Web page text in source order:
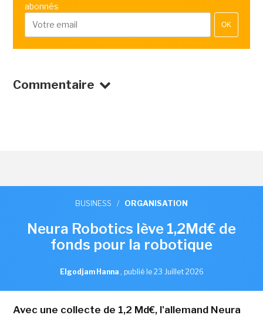
abonnés
OK
Commentaire
BUSINESS / ORGANISATION
Neura Robotics lève 1,2Md€ de
fonds pour la robotique
Elgodjam Hanna , publié le 23 Juillet 2026
Avec une collecte de 1,2 Md€, l'allemand Neura